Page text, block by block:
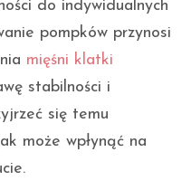
do indywidualnych
pompków przynosi
mięśni klatki
stabilności i
się temu
może wpłynąć na